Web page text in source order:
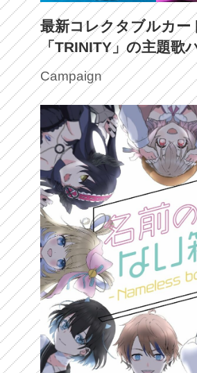
最新コレクタブルカー
「TRINITY」の主題歌
源をHINATAでゲット
Campaign